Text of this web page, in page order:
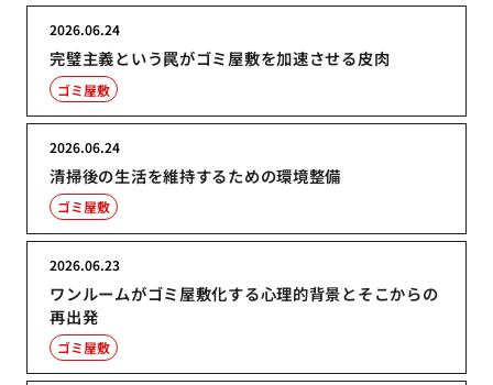
完璧主義という罠がゴミ屋敷を加速させる皮肉
2026.06.24
ゴミ屋敷
清掃後の生活を維持するための環境整備
2026.06.24
ゴミ屋敷
ワンルームがゴミ屋敷化する心理的背景とそこからの
再出発
2026.06.23
ゴミ屋敷